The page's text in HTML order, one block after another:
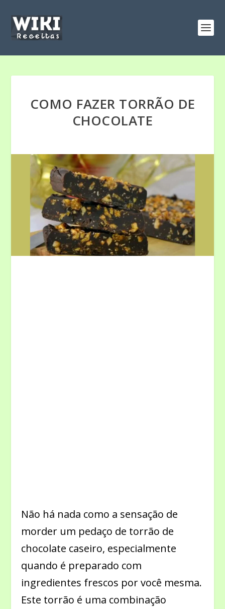
COMO FAZER TORRÃO DE
CHOCOLATE
Não há nada como a sensação de
morder um pedaço de torrão de
chocolate caseiro, especialmente
quando é preparado com
ingredientes frescos por você mesma.
Este torrão é uma combinação